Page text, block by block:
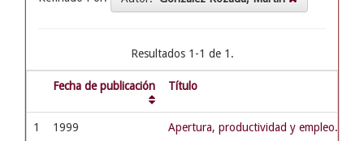
Resultados 1-1 de 1.
Fecha de publicación Título
1 1999 Apertura, productividad y empleo.